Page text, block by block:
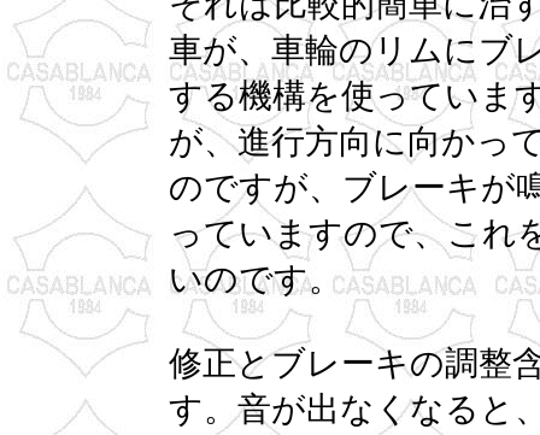
車が、車輪のリムにブ
する機構を使っていま
が、進行方向に向かっ
のですが、ブレーキが
っていますので、これ
いのです。
修正とブレーキの調整
す。音が出なくなると